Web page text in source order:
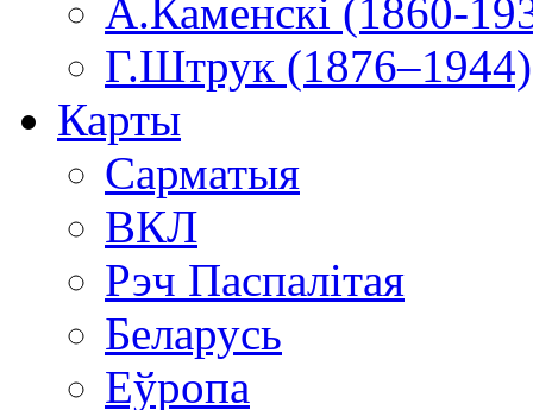
А.Каменскі (1860-
Г.Штрук (1876–1944)
Карты
Сарматыя
ВКЛ
Рэч Паспалітая
Беларусь
Еўропа